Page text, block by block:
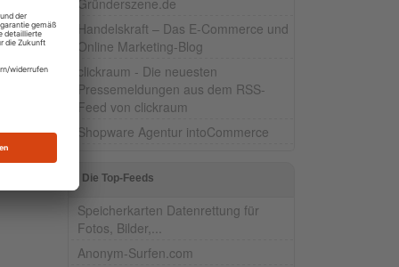
Handelskraft – Das E-Commerce und
Online Marketing-Blog
clickraum - Die neuesten
Pressemeldungen aus dem RSS-
Feed von clickraum
Shopware Agentur intoCommerce
Die Top-Feeds
Speicherkarten Datenrettung für
Fotos, Bilder,...
Anonym-Surfen.com